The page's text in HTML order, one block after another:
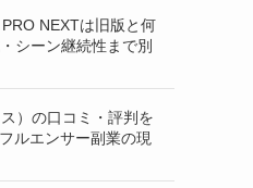
NEXTは旧版と何
シーン継続性まで別
）の口コミ・評判を
ルエンサー副業の現